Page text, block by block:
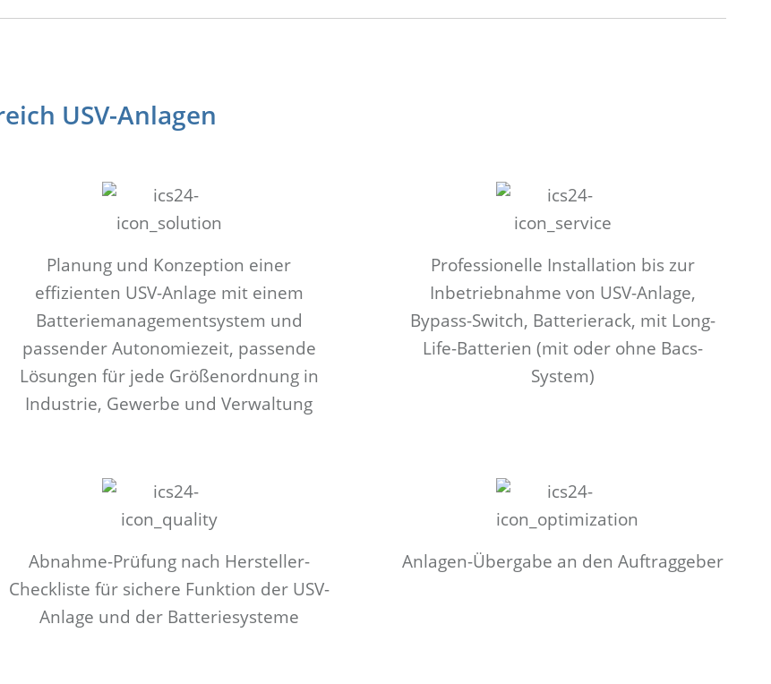
USV-Anlagen
Planung und Konzeption einer
effizienten USV-Anlage mit einem
Batteriemanagementsystem und
passender Autonomiezeit, passende
Lösungen für jede Größenordnung in
Industrie, Gewerbe und Verwaltung
Professionelle Installation bis zur
Inbetriebnahme von USV-Anlage,
Bypass-Switch, Batterierack, mit Long-
Life-Batterien (mit oder ohne Bacs-
System)
Abnahme-Prüfung nach Hersteller-
Checkliste für sichere Funktion der USV-
Anlage und der Batteriesysteme
Anlagen-Übergabe an den Auftraggeber